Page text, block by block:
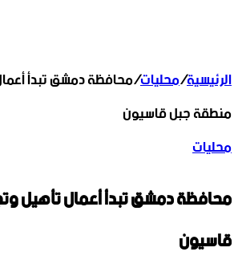
الرئيسية/محليات/محافظة دمشق تبدأ
منطقة جبل قاسيون
محليات
محافظة دمشق تبدأ أعمال تأهيل
قاسيون